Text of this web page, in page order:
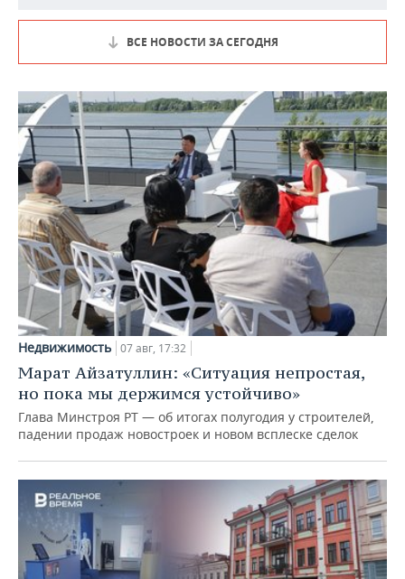
ВСЕ НОВОСТИ ЗА СЕГОДНЯ
Недвижимость 07 авг, 17:32
Марат Айзатуллин: «Ситуация непростая,
но пока мы держимся устойчиво»
Глава Минстроя РТ — об итогах полугодия у строителей,
падении продаж новостроек и новом всплеске сделок